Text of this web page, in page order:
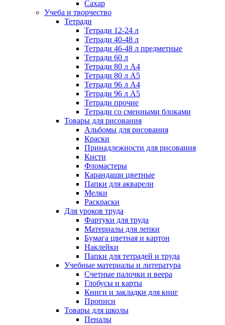
Сахар
Учеба и творчество
Тетради
Тетради 12-24 л
Тетради 40-48 л
Тетради 46-48 л предметные
Тетради 60 л
Тетради 80 л А4
Тетради 80 л А5
Тетради 96 л А4
Тетради 96 л А5
Тетради прочие
Тетради со сменными блоками
Товары для рисования
Альбомы для рисования
Краски
Принадлежности для рисования
Кисти
Фломастеры
Карандаши цветные
Папки для акварели
Мелки
Раскраски
Для уроков труда
Фартуки для труда
Материалы для лепки
Бумага цветная и картон
Наклейки
Папки для тетрадей и труда
Учебные материалы и литература
Счетные палочки и веера
Глобусы и карты
Книги и закладки для книг
Прописи
Товары для школы
Пеналы